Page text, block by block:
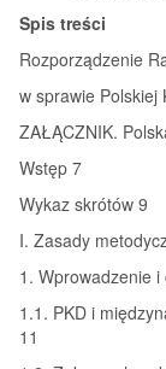
Spis treści
Rozporządzenie
w sprawie Polskiej
ZAŁĄCZNIK.
Wstęp 7
Wykaz skrótów 9
I. Zasady
1. Wprowadzenie i
1.1. PKD i
11